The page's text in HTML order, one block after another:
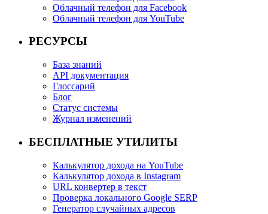
Облачный телефон для Facebook
Облачный телефон для YouTube
РЕСУРСЫ
База знаний
API документация
Глоссарий
Блог
Статус системы
Журнал изменений
БЕСПЛАТНЫЕ УТИЛИТЫ
Калькулятор дохода на YouTube
Калькулятор дохода в Instagram
URL конвертер в текст
Проверка локального Google SERP
Генератор случайных адресов